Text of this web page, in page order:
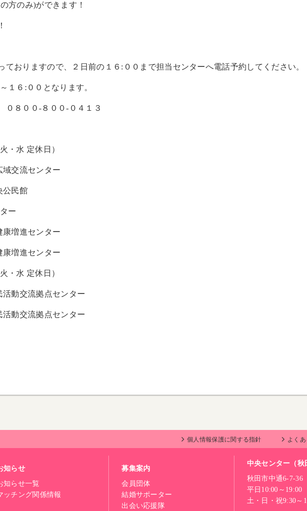
方のみ)ができます！
ておりますので、２日前の１６:００まで担当センターへ電話予約してください。
１６:００となります。
８００-８００-０４１３
・水 定休日）
交流センター
民館
ー
増進センター
増進センター
・水 定休日）
動交流拠点センター
動交流拠点センター
個人情報保護に関する指針 よく
知らせ
知らせ一覧
ッチング関係情報
募集案内
会員団体
結婚サポーター
出会い応援隊
中央センター（秋
秋田市中通6-7-36
平日10:00～19:00
土・日・祝9:30～